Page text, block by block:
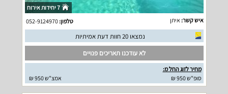
7 יחידות אירוח
איש קשר: איתן טלפון:052-9124970
נמצאו 20 חוות דעת אמיתיות
לא עודכנו תאריכים פנויים
מחיר לזוג החל מ:
סופ"ש 950 ₪
אמצ"ש 950 ₪